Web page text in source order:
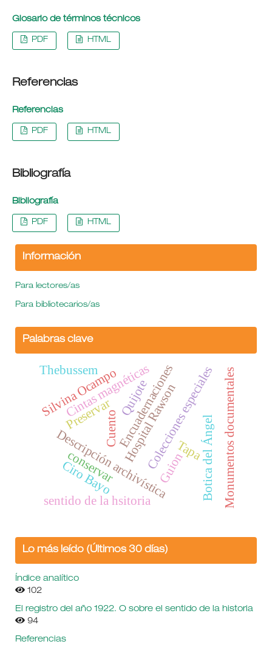
Glosario de términos técnicos
PDF HTML
Referencias
Referencias
PDF HTML
Bibliografía
Bibliografía
PDF HTML
Información
Para lectores/as
Para bibliotecarios/as
Palabras clave
Colecciones especiales
Encuadernaciones
Tapa
Quijote
Descripción archivística
Cintas magnéticas
Guion
Cuento
Silvina Ocampo
Botica del ÁngelMonumentos documentales
Thebussem
Hospital Rawson
sentido de la hsitoria
conservar
Preservar
Ciro Bayo
Lo más leído (Últimos 30 días)
Índice analítico
102
El registro del año 1922. O sobre el sentido de la historia
94
Referencias